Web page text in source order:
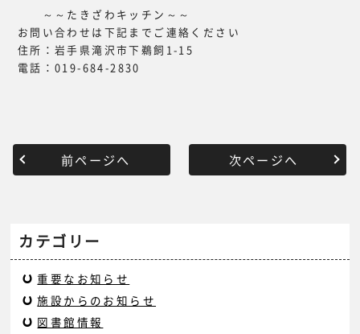
～～たきざわキッチン～～
お問い合わせは下記までご連絡ください
住所：岩手県滝沢市下鵜飼1-15
電話：019-684-2830
前ページへ 次ページへ
カテゴリー
重要なお知らせ
施設からのお知らせ
図書館情報